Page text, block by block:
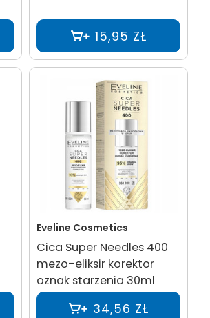
15,95 ZŁ
Eveline Cosmetics
Cica Super Needles 400
mezo-eliksir korektor
oznak starzenia 30ml
34,56 ZŁ